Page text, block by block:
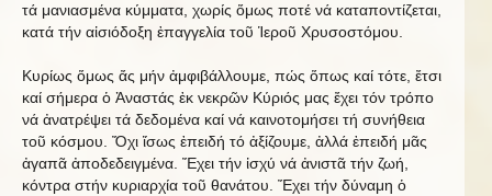
τά μανιασμένα κύμματα, χωρίς ὅμως ποτέ νά καταποντίζεται,
κατά τήν αἰσιόδοξη ἐπαγγελία τοῦ Ἱεροῦ Χρυσοστόμου.
Κυρίως ὅμως ἄς μήν ἀμφιβάλλουμε, πώς ὅπως καί τότε, ἔτσι
καί σήμερα ὁ Ἀναστάς ἐκ νεκρῶν Κύριός μας ἔχει τόν τρόπο
νά ἀνατρέψει τά δεδομένα καί νά καινοτομήσει τή συνήθεια
τοῦ κόσμου. Ὄχι ἴσως ἐπειδή τό ἀξίζουμε, ἀλλά ἐπειδή μᾶς
ἀγαπᾶ ἀποδεδειγμένα. Ἔχει τήν ἰσχύ νά ἀνιστᾶ τήν ζωή,
κόντρα στήν κυριαρχία τοῦ θανάτου. Ἔχει τήν δύναμη ὁ